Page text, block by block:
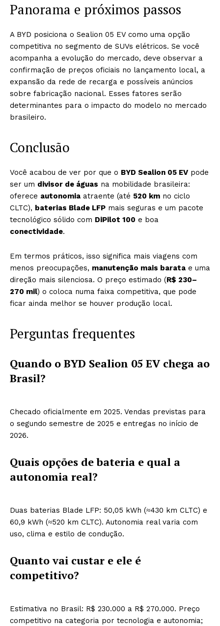
Panorama e próximos passos
A BYD posiciona o Sealion 05 EV como uma opção
competitiva no segmento de SUVs elétricos. Se você
acompanha a evolução do mercado, deve observar a
confirmação de preços oficiais no lançamento local, a
expansão da rede de recarga e possíveis anúncios
sobre fabricação nacional. Esses fatores serão
determinantes para o impacto do modelo no mercado
brasileiro.
Conclusão
Você acabou de ver por que o BYD Sealion 05 EV pode
ser um divisor de águas na mobilidade brasileira:
oferece autonomia atraente (até 520 km no ciclo
CLTC), baterias Blade LFP mais seguras e um pacote
tecnológico sólido com DiPilot 100 e boa
conectividade.
Em termos práticos, isso significa mais viagens com
menos preocupações, manutenção mais barata e uma
direção mais silenciosa. O preço estimado (R$ 230–
270 mil) o coloca numa faixa competitiva, que pode
ficar ainda melhor se houver produção local.
Perguntas frequentes
Quando o BYD Sealion 05 EV chega ao
Brasil?
Checado oficialmente em 2025. Vendas previstas para
o segundo semestre de 2025 e entregas no início de
2026.
Quais opções de bateria e qual a
autonomia real?
Duas baterias Blade LFP: 50,05 kWh (≈430 km CLTC) e
60,9 kWh (≈520 km CLTC). Autonomia real varia com
uso, clima e estilo de condução.
Quanto vai custar e ele é
competitivo?
Estimativa no Brasil: R$ 230.000 a R$ 270.000. Preço
competitivo na categoria por tecnologia e autonomia;